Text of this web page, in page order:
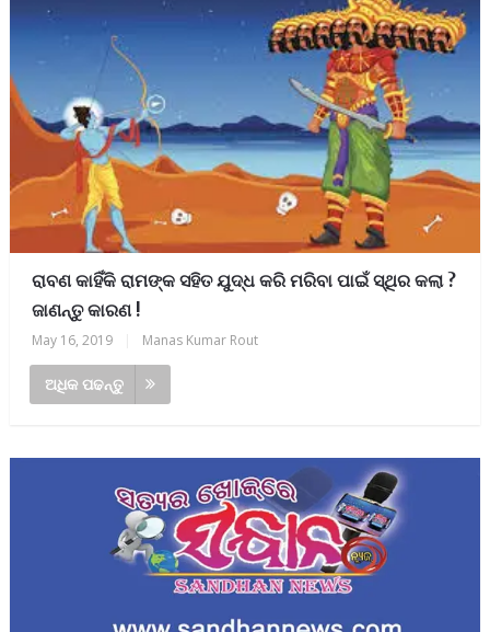
ରାବଣ କାହିଁକି ରାମଙ୍କ ସହିତ ଯୁଦ୍ଧ କରି ମରିବା ପାଇଁ ସ୍ଥିର କଲା ?
ଜାଣନ୍ତୁ କାରଣ !
May 16, 2019 Manas Kumar Rout
ଅଧିକ ପଢନ୍ତୁ